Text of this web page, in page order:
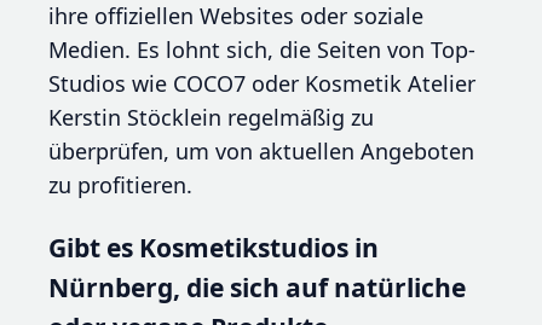
ihre offiziellen Websites oder soziale
Medien. Es lohnt sich, die Seiten von Top-
Studios wie COCO7 oder Kosmetik Atelier
Kerstin Stöcklein regelmäßig zu
überprüfen, um von aktuellen Angeboten
zu profitieren.
Gibt es Kosmetikstudios in
Nürnberg, die sich auf natürliche